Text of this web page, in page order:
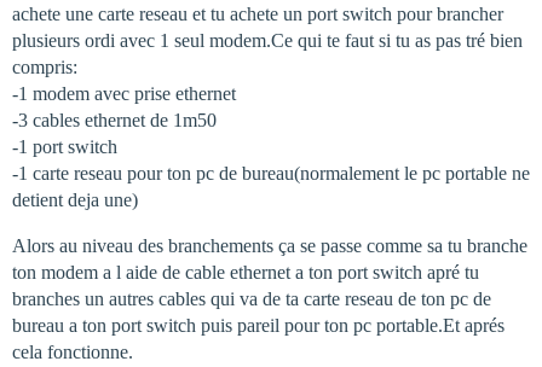
achete une carte reseau et tu achete un port switch pour brancher
plusieurs ordi avec 1 seul modem.Ce qui te faut si tu as pas tré bien
compris:
-1 modem avec prise ethernet
-3 cables ethernet de 1m50
-1 port switch
-1 carte reseau pour ton pc de bureau(normalement le pc portable ne
detient deja une)
Alors au niveau des branchements ça se passe comme sa tu branche
ton modem a l aide de cable ethernet a ton port switch apré tu
branches un autres cables qui va de ta carte reseau de ton pc de
bureau a ton port switch puis pareil pour ton pc portable.Et aprés
cela fonctionne.